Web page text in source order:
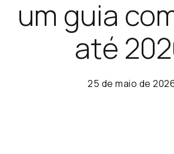
um guia
até
25 de maio de